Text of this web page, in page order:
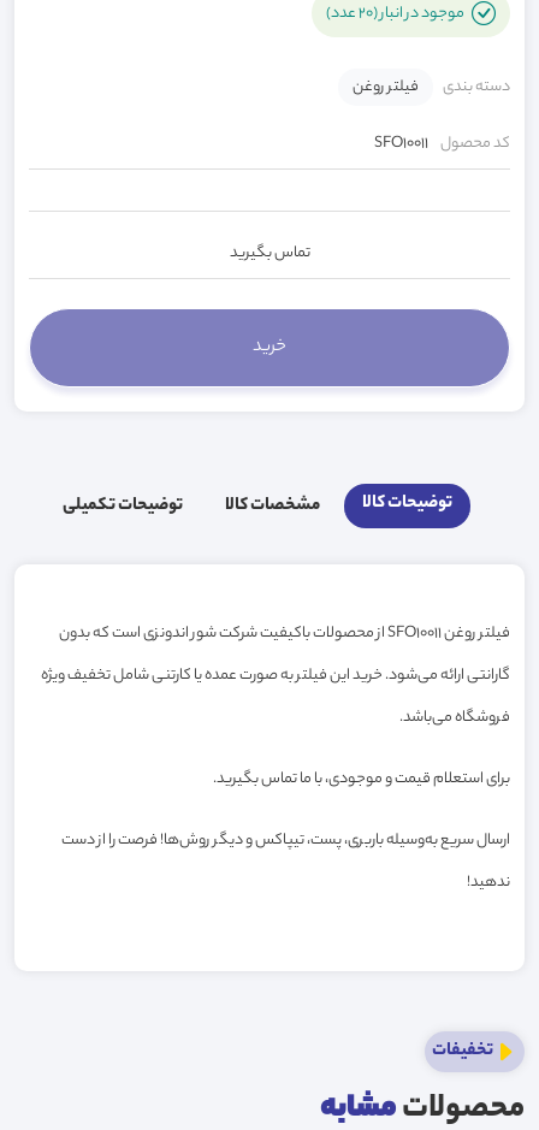
موجود در انبار (20 عدد)
دسته بندی فیلتر روغن
کد محصول SFO10011
تماس بگیرید
توضیحات کالا مشخصات کالا توضیحات تکمیلی
فیلتر روغن SFO10011 از محصولات باکیفیت شرکت شور اندونزی است که بدون
گارانتی ارائه می‌شود. خرید این فیلتر به صورت عمده یا کارتنی شامل تخفیف ویژه
فروشگاه می‌باشد.
برای استعلام قیمت و موجودی، با ما تماس بگیرید.
ارسال سریع به‌وسیله باربری، پست، تیپاکس و دیگر روش‌ها! فرصت را از دست
ندهید!
تخفیفات
محصولاتمشابه